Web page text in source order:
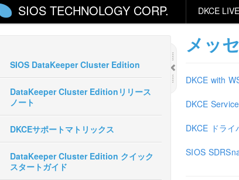
SIOS TECHNOLOGY CORP. DKCE
SIOS DataKeeper Cluster Edition
DataKeeper Cluster Editionリリース
ノート
DKCEサポートマトリックス
DataKeeper Cluster Edition クイック
スタートガイド
メッ
DKCE with
DKCE
DKCE ドラ
SIOS